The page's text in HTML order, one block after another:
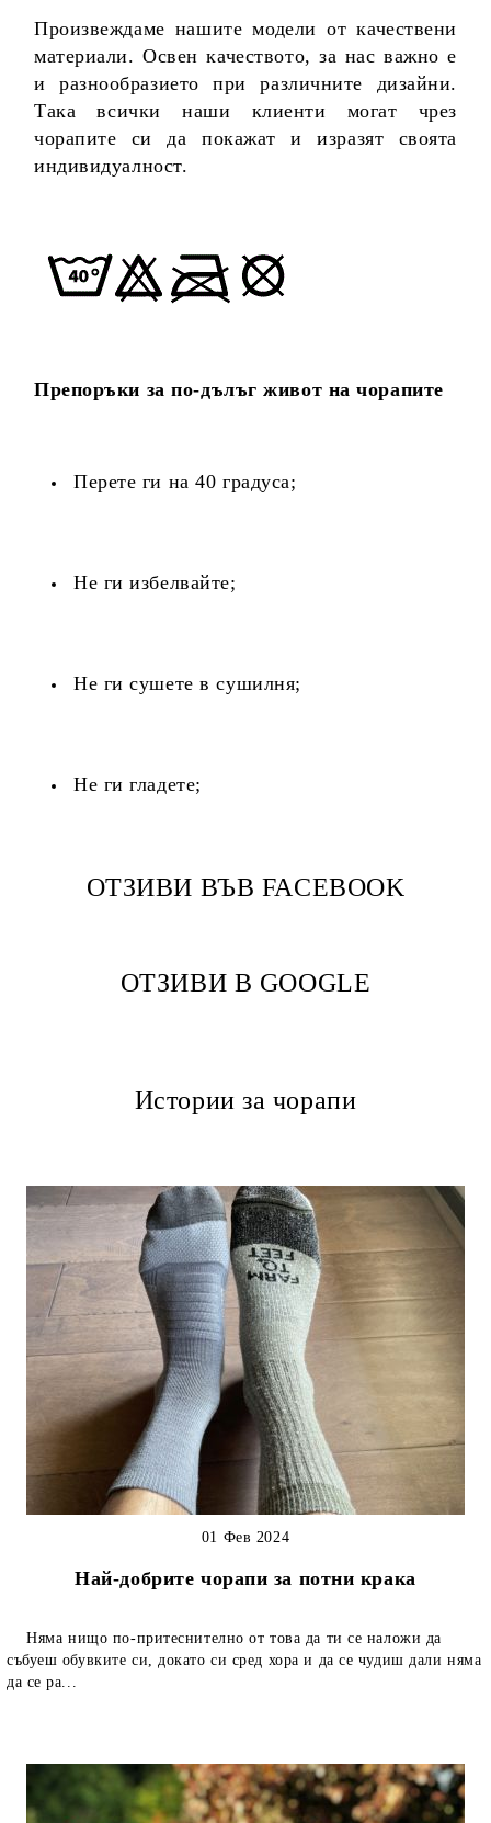
Произвеждаме нашите модели от качествени
материали. Освен качеството, за нас важно е
и разнообразието при различните дизайни.
Така всички наши клиенти могат чрез
чорапите си да покажат и изразят своята
индивидуалност.
Препоръки за по-дълъг живот на чорапите
Перете ги на 40 градуса;
Не ги избелвайте;
Не ги сушете в сушилня;
Не ги гладете;
ОТЗИВИ ВЪВ FACEBOOK
ОТЗИВИ В GOOGLE
Истории за чорапи
Най-добрите чорапи за потни крака
01 Фев 2024
Няма нищо по-притеснително от това да ти се наложи да
събуеш обувките си, докато си сред хора и да се чудиш дали няма
да се ра...